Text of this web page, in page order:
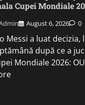
Cupei Mondiale
August 6, 2026 0
Messi a luat decizia,
după ce a
Mondiale 2026: